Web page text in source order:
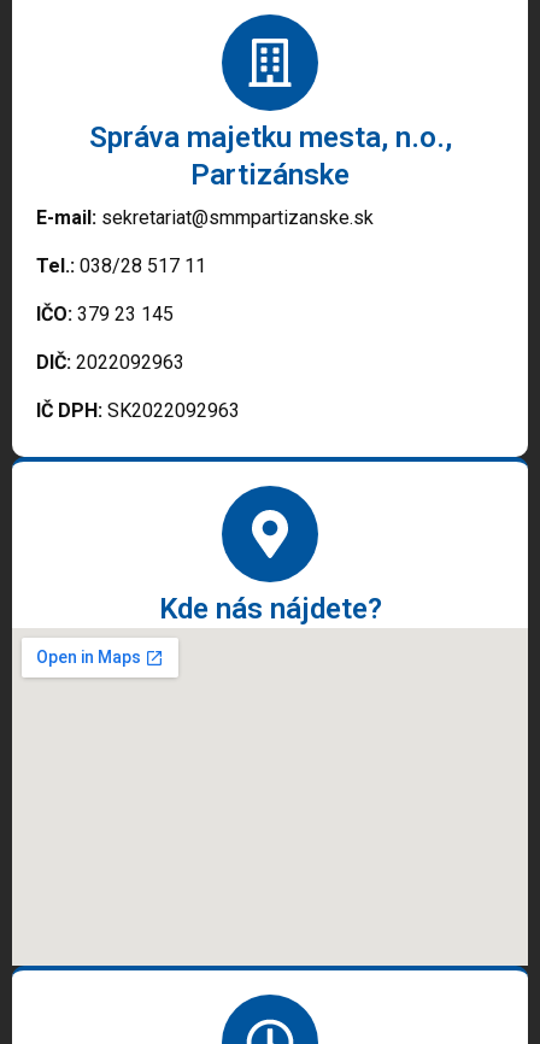
Správa majetku mesta, n.o.,
Partizánske
E-mail: sekretariat@smmpartizanske.sk
Tel.: 038/28 517 11
IČO: 379 23 145
DIČ: 2022092963
IČ DPH: SK2022092963
Kde nás nájdete?